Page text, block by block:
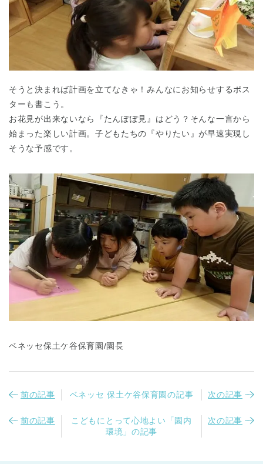
兵庫県 兵庫県 全域
そうと決まれば計画を立てなきゃ！みんなにお知らせするポス
ターも書こう。
お花見が出来ないなら『たんぽぽ見』はどう？そんな一言から
始まった楽しい計画。子どもたちの『やりたい』が早速実現し
そうな予感です。
ベネッセ保土ケ谷保育園/園長
前の記事 ベネッセ 保土ケ谷保育園の記事 次の記事
前の記事
こどもにとって心地よい「園内
環境」の記事
次の記事